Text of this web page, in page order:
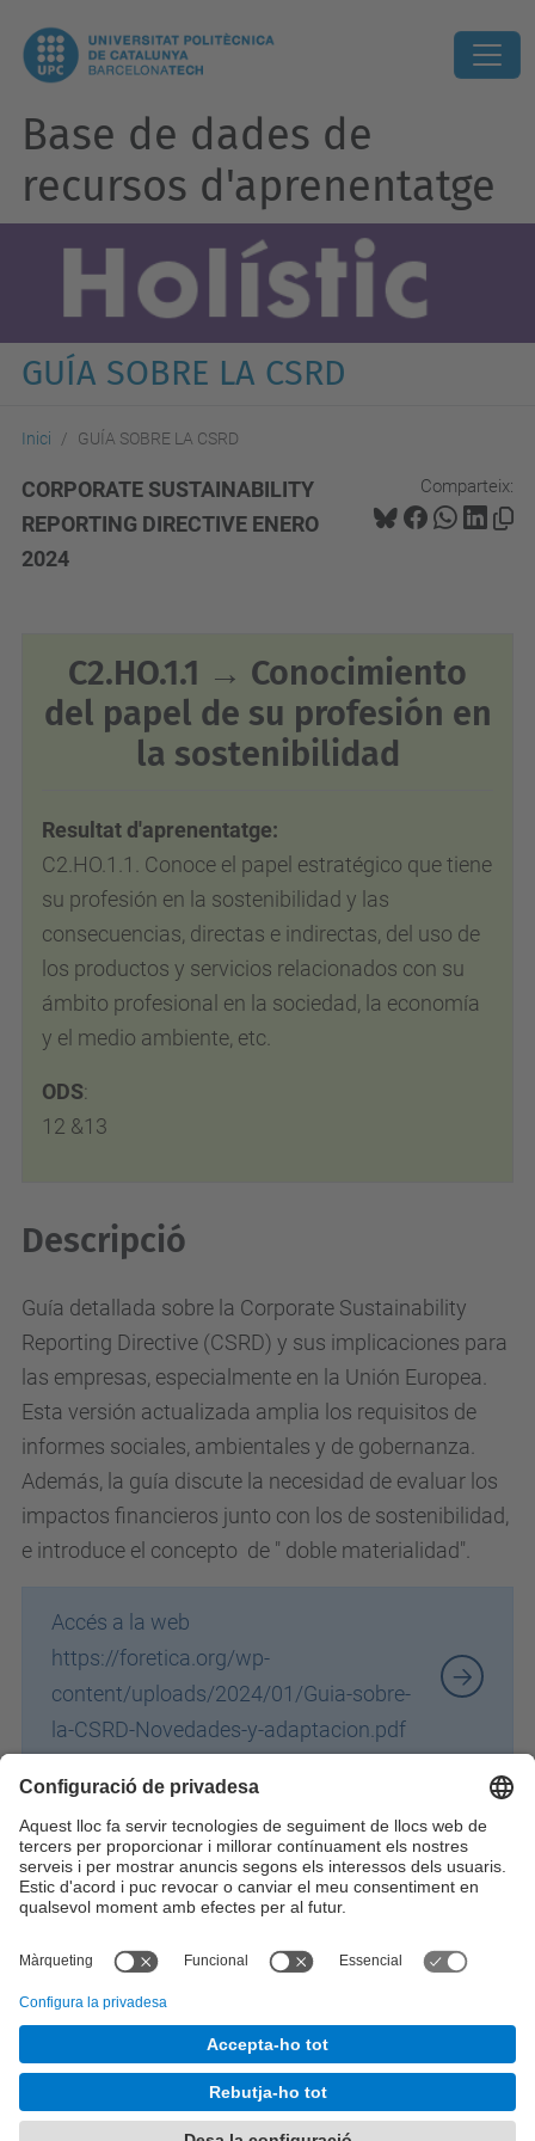
Base de dades de
recursos d'aprenentatge
GUÍA SOBRE LA CSRD
Inici GUÍA SOBRE LA CSRD
Comparteix:
CORPORATE SUSTAINABILITY
REPORTING DIRECTIVE ENERO
2024
C2.HO.1.1 → Conocimiento
del papel de su profesión en
la sostenibilidad
Resultat d'aprenentatge:
C2.HO.1.1. Conoce el papel estratégico que tiene
su profesión en la sostenibilidad y las
consecuencias, directas e indirectas, del uso de
los productos y servicios relacionados con su
ámbito profesional en la sociedad, la economía
y el medio ambiente, etc.
ODS:
12 &13
Descripció
Guía detallada sobre la Corporate Sustainability
Reporting Directive (CSRD) y sus implicaciones para
las empresas, especialmente en la Unión Europea.
Esta versión actualizada amplia los requisitos de
informes sociales, ambientales y de gobernanza.
Además, la guía discute la necesidad de evaluar los
impactos financieros junto con los de sostenibilidad,
e introduce el concepto de " doble materialidad".
Accés a la web
https://foretica.org/wp-
content/uploads/2024/01/Guia-sobre-
la-CSRD-Novedades-y-adaptacion.pdf
Identifiqueu-vos per a afegir comentaris
Desenvolupat amb